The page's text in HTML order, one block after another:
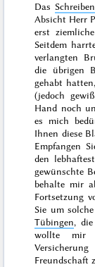
Das Schreiben
Absicht Herr
erst
Seitdem
verlangten
die übrigen
gehabt
(jedoch
Hand noch
es mich
Ihnen diese
Empfangen
den
gewünschte
behalte mir
Fortsetzung
Sie um
Tübingen,
wollte mir
Freundschaft